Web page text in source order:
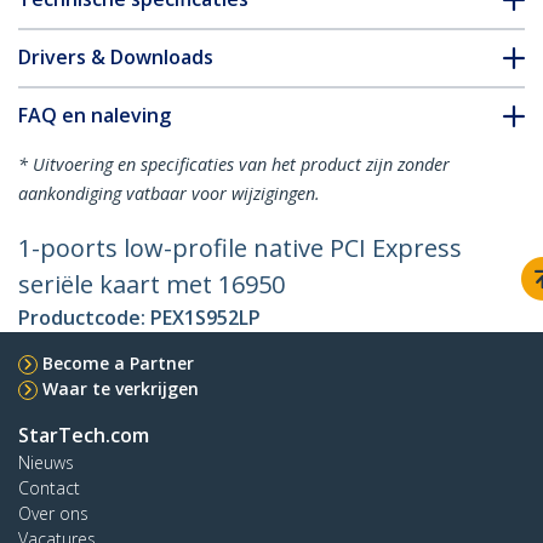
Drivers & Downloads
FAQ en naleving
* Uitvoering en specificaties van het product zijn zonder
aankondiging vatbaar voor wijzigingen.
1-poorts low-profile native PCI Express
seriële kaart met 16950
Productcode: PEX1S952LP
Become a Partner
Waar te verkrijgen
StarTech.com
Nieuws
Contact
Over ons